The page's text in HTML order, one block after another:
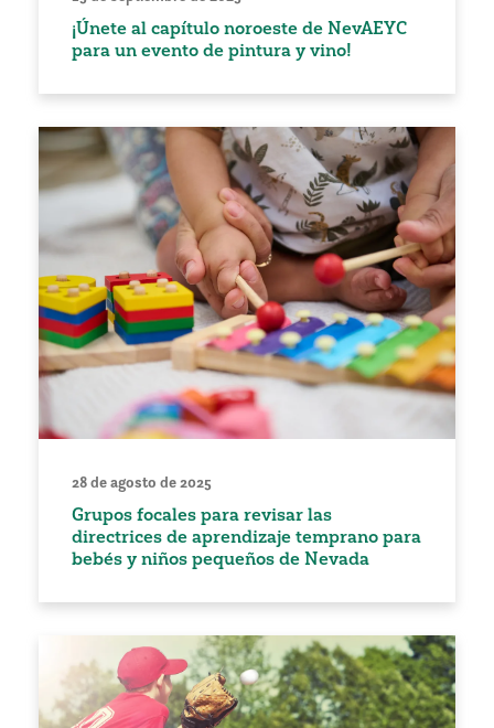
¡Únete al capítulo noroeste de NevAEYC
para un evento de pintura y vino!
28 de agosto de 2025
Grupos focales para revisar las
directrices de aprendizaje temprano para
bebés y niños pequeños de Nevada